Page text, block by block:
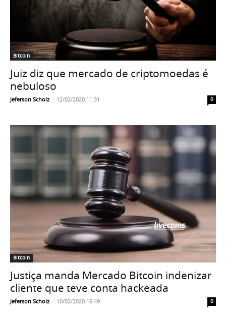
Bitcoin
Juiz diz que mercado de criptomoedas é
nebuloso
Jeferson Scholz - 12/02/2020 11:31 0
Bitcoin
Justiça manda Mercado Bitcoin indenizar
cliente que teve conta hackeada
Jeferson Scholz - 10/02/2020 16:49 0